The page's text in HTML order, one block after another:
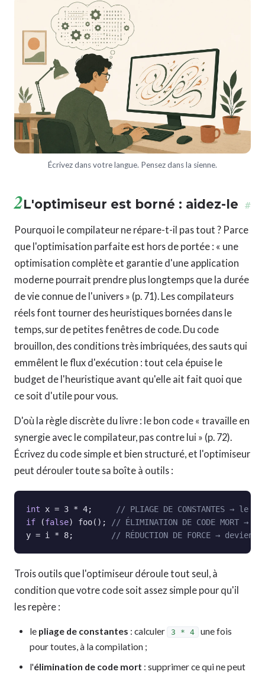
Écrivez dans votre langue. Pensez dans la sienne.
2L'optimiseur est borné : aidez-le #
Pourquoi le compilateur ne répare-t-il pas tout ? Parce
que l'optimisation parfaite est hors de portée : « une
optimisation complète et garantie d'une application
moderne pourrait prendre plus longtemps que la durée
de vie connue de l'univers » (p. 71). Les compilateurs
réels font tourner des heuristiques bornées dans le
temps, sur de petites fenêtres de code. Du code
brouillon, des conditions très imbriquées, des sauts qui
emmêlent le flux d'exécution : tout cela épuise le
budget de l'heuristique avant qu'elle ait fait quoi que
ce soit d'utile pour vous.
D'où la règle discrète du livre : le bon code « travaille en
synergie avec le compilateur, pas contre lui » (p. 72).
Écrivez du code simple et bien structuré, et l'optimiseur
peut dérouler toute sa boîte à outils :
int x = 3 * 4;
// PLIAGE DE CONSTANTES →
if (false) foo();
// ÉLIMINATION DE CODE MORT
y = i * 8;
// RÉDUCTION DE FORCE →
Trois outils que l'optimiseur déroule tout seul, à
condition que votre code soit assez simple pour qu'il
les repère :
le pliage de constantes : calculer 3 * 4
une fois
pour toutes, à la compilation ;
l'élimination de code mort : supprimer ce qui ne peut